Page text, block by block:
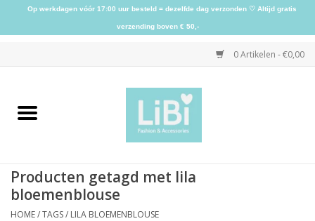
0 Artikelen - €0,00
Home
Kleding
Producten getagd met lila
bloemenblouse
HOME/TAGS/ LILA BLOEMENBLOUSE
Op werkdagen vóór 17:00 uur besteld = dezelfde dag verzonden ♡ Altijd gratis
verzending boven € 50,-